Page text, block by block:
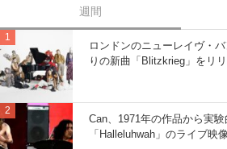
週間
ロンドンのニューレイヴ・
りの新曲「Blitzkrieg」をリリ
Can、1971年の作品から実
「Halleluhwah」のライブ映